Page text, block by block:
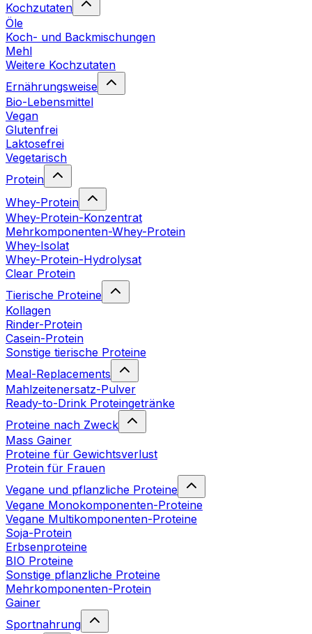
Kochzutaten
Öle
Koch- und Backmischungen
Mehl
Weitere Kochzutaten
Ernährungsweise
Bio-Lebensmittel
Vegan
Glutenfrei
Laktosefrei
Vegetarisch
Protein
Whey-Protein
Whey-Protein-Konzentrat
Mehrkomponenten-Whey-Protein
Whey-Isolat
Whey-Protein-Hydrolysat
Clear Protein
Tierische Proteine
Kollagen
Rinder-Protein
Casein-Protein
Sonstige tierische Proteine
Meal-Replacements
Mahlzeitenersatz-Pulver
Ready-to-Drink Proteingetränke
Proteine nach Zweck
Mass Gainer
Proteine für Gewichtsverlust
Protein für Frauen
Vegane und pflanzliche Proteine
Vegane Monokomponenten-Proteine
Vegane Multikomponenten-Proteine
Soja-Protein
Erbsenproteine
BIO Proteine
Sonstige pflanzliche Proteine
Mehrkomponenten-Protein
Gainer
Sportnahrung